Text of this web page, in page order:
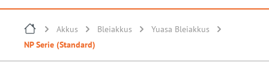
Akkus Bleiakkus
Yuasa Bleiakkus
NP Serie (Standard)